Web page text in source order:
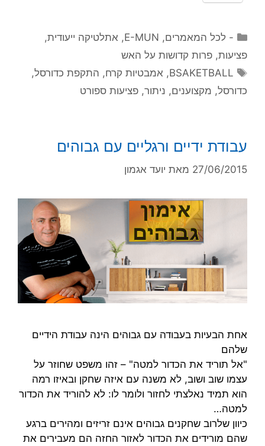
קטגוריות
- לכל המאמרים,
E-MUN
, אתלטיקה ייעודית,
פציעות, פרות קדושות על האש
תגיות
BSAKETBALL
, אמבטיות קרח, התקפת כדורסל,
כדורסל, מקצוענים, ניתור, פציעות ספורט
עבודת ידיים ורגליים עם גבוהים
27/06/2015 מאת יועד אגמון
אחת הבעיות בעבודה עם גבוהים הינה עבודת הידיים
שלהם
"אל תוריד את הכדור למטה" – זהו משפט שחוזר על
עצמו שוב ושוב, לא משנה עם איזה שחקן ובאיזו רמה
הוא תמיד נאלצתי לחזור ולומר לו: לא להוריד את הכדור
למטה…
כיוון שלרוב שחקנים גבוהים אינם זריזים ומהירים ברגע
שהם מורידים את הכדור לאזור החזה הם מעבירים את